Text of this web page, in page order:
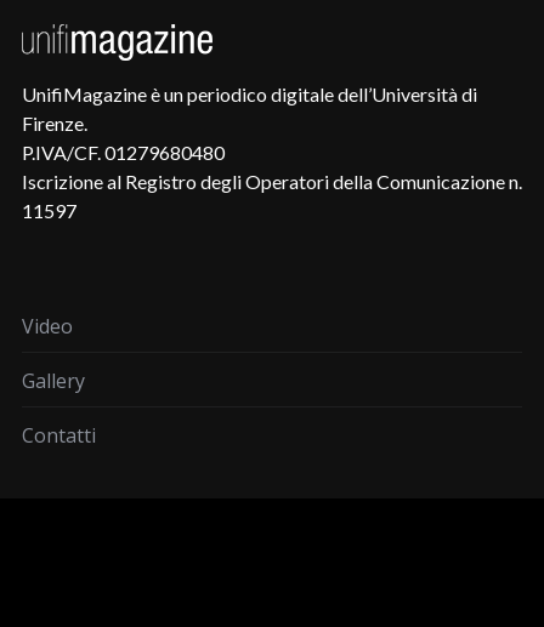
UnifiMagazine è un periodico digitale dell’Università di
Firenze.
P.IVA/CF. 01279680480
Iscrizione al Registro degli Operatori della Comunicazione n.
11597
Video
Gallery
Contatti